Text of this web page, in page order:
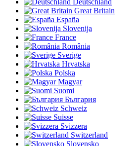
Deutschland
Great Britain
España
Slovenija
France
România
Sverige
Hrvatska
Polska
Magyar
Suomi
България
Schweiz
Suisse
Svizzera
Switzerland
Slovensko